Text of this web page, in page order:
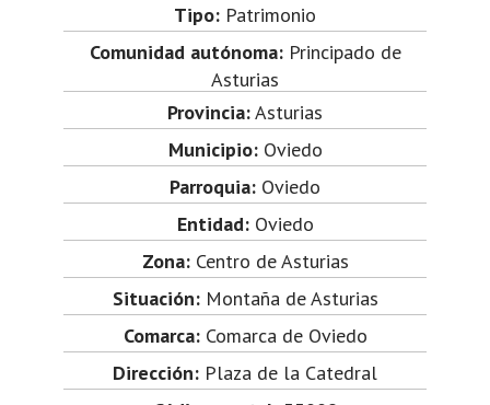
Tipo: Patrimonio
Comunidad autónoma:Principado de
Asturias
Provincia:Asturias
Municipio:Oviedo
Parroquia: Oviedo
Entidad:Oviedo
Zona:Centro de Asturias
Situación:Montaña de Asturias
Comarca:Comarca de Oviedo
Dirección: Plaza de la Catedral